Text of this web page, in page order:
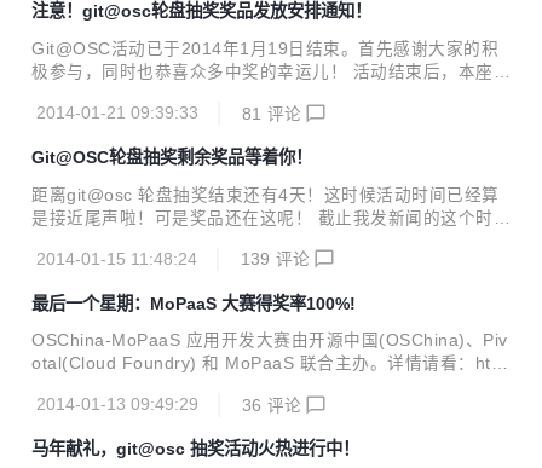
教授等专家评审团对每个作品的功能、界面、创新等方面进行
评分筛选。最终5个优秀作品（优秀作品奖）出炉（如下
表），恭喜以下获奖者！ 第一名：FitRoot健康助理（作者：
697 作...
注意！git@osc轮盘抽奖奖品发放安排通知！
Git@OSC活动已于2014年1月19日结束。首先感谢大家的积
极参与，同时也恭喜众多中奖的幸运儿！ 活动结束后，本座便
经发放，虽然奖品不是我送给大家的，但是还是收到了很多人
接下来请各位中奖者认真阅读以下条例了： 由于临近春节放
假，发货过程中跟各流行镖局了解到，现在已经有好些地方不
送货了，所以我们做出紧急的处理以及通知如下： 1.ipad air
约定，最晚在今天按照你们留下的地址通过顺丰先生发出货
2014-01-21 09:39:33 81 评论
Git@OSC轮盘抽奖剩余奖品等着你！
距离git@osc 轮盘抽奖结束还有4天！这时候活动时间已经算
是接近尾声啦！可是奖品还在这呢！ 截止我发新闻的这个时
械键盘：5个 kindle：3个 pcDuino：5个 移动电源：30个 卫
等等，当然不会占用我的仓库了。 活动时间截止至2014年1月
19日，每天也就动动手指头，这些奖品都有可能落口袋哟~邀
请越多机会越多！
2014-01-15 11:48:24 139 评论
最后一个星期：MoPaaS 大赛得奖率100%!
OSChina-MoPaaS 应用开发大赛由开源中国(OSChina)、Piv
otal(Cloud Foundry) 和 MoPaaS 联合主办。详情请看：htt
交时间将截止于1月20日，现已进入最后一个星期的作品投递
么？！马上投递作品》》 投票即有机会成为幸运观众，获得精
2014-01-13 09:49:29 36 评论
马年献礼，git@osc 抽奖活动火热进行中！